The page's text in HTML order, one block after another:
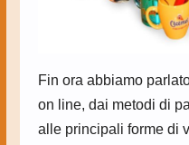
Fin ora abbiamo
on line, dai metodi di
alle principali forme di